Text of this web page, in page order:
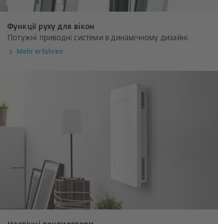
Функції руху для вікон
Потужні приводні системи в динамічному дизайні.
Mehr erfahren